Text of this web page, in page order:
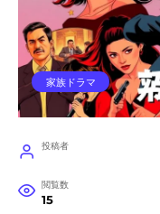
家族ドラマ
投稿者
閲覧数
15